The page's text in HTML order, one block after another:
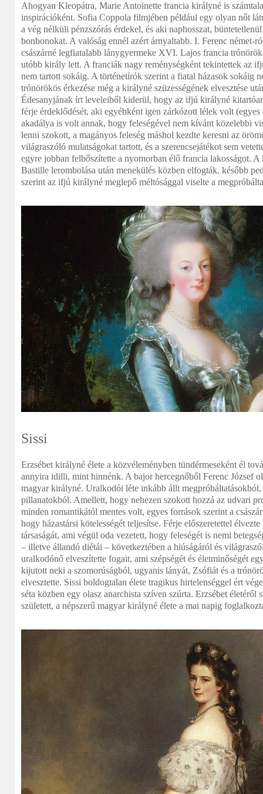
Ahogyan Kleopátra, Marie Antoinette francia királyné is
inspirációként. Sofia Coppola filmjében például egy olyan nőt
a vég nélküli pénzszórás érdekel, és aki naphosszat,
bonbonokat. A valóság ennél azért árnyaltabb. I. Ferenc német-
császárné legfiatalabb lánygyermeke XVI. Lajos francia
utóbb király lett. A franciák nagy reménységként tekintettek az
nem tartott sokáig. A történetírók szerint a fiatal házasok sokáig
trónörökös érkezése még a királyné szüzességének elvesztése
Édesanyjának írt leveleiből kiderül, hogy az ifjú királyné
férje érdeklődését, aki egyébként igen zárkózott lélek volt
akadálya is volt annak, hogy feleségével nem kívánt közelebbi
lenni szokott, a magányos feleség máshol kezdte keresni az
világraszóló mulatságokat tartott, és a szerencsejátékot sem
egyre jobban felbőszítette a nyomorban élő francia lakosságot.
Bastille lerombolása után menekülés közben elfogták, később
szerint az ifjú királyné meglepő méltósággal viselte a
Sissi
Erzsébet királyné élete a közvéleményben tündérmeseként él
annyira idilli, mint hinnénk. A bajor hercegnőből Ferenc József
magyar királyné. Uralkodói léte inkább állt
pillanatokból. Amellett, hogy nehezen szokott hozzá az udvari
minden romantikától mentes volt, egyes források szerint a
hogy házastársi kötelességét teljesítse. Férje előszeretettel
társaságát, ami végül oda vezetett, hogy feleségét is nemi
– illetve állandó diétái – következtében a hiúságáról és
uralkodónő elveszítette fogait, ami szépségét és életminőségét
kijutott neki a szomorúságból, ugyanis lányát, Zsófiát és a
elvesztette. Sissi boldogtalan élete tragikus hirtelenséggel ért
séta közben egy olasz anarchista szíven szúrta. Erzsébet életéről
született, a népszerű magyar királyné élete a mai napig